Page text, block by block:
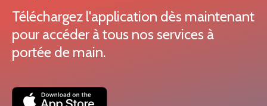
Téléchargez l'application dès maintenant
pour accéder à tous nos services à
portée de main.